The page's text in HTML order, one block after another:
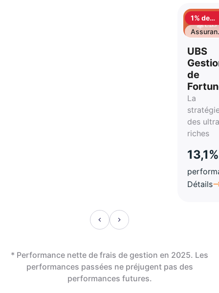
1% de
UBS
de
La
des
riches
13,1%
Détails
* Performance nette de frais de gestion en 2025. Les
performances passées ne préjugent pas des
performances futures.